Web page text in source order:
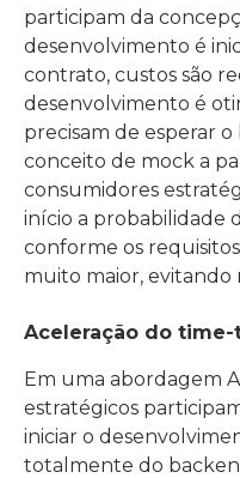
participam da
desenvolvimento é
contrato, custos são
desenvolvimento é
precisam de esperar
conceito de mock a
consumidores
início a probabilidade
conforme os
muito maior, evitando
Aceleração do
Em uma abordagem
estratégicos
iniciar o
totalmente do